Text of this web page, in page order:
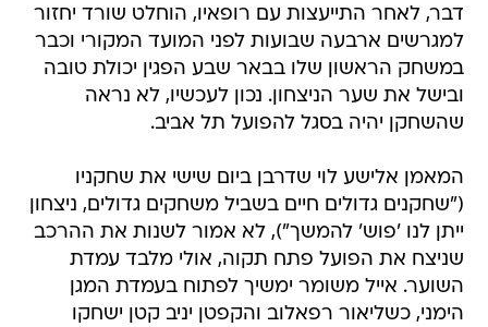
דבר, לאחר התייעצות עם רופאיו, הוחלט שורד יחזור
למגרשים ארבעה שבועות לפני המועד המקורי וכבר
במשחק הראשון שלו בבאר שבע הפגין יכולת טובה
ובישל את שער הניצחון. נכון לעכשיו, לא נראה
שהשחקן יהיה בסגל להפועל תל אביב.
המאמן אלישע לוי שדרבן ביום שישי את שחקניו
("שחקנים גדולים חיים בשביל משחקים גדולים, ניצחון
ייתן לנו 'פוש' להמשך"), לא אמור לשנות את ההרכב
שניצח את הפועל פתח תקוה, אולי מלבד עמדת
השוער. אייל משומר ימשיך לפתוח בעמדת המגן
הימני, כשליאור רפאלוב והקפטן יניב קטן ישחקו